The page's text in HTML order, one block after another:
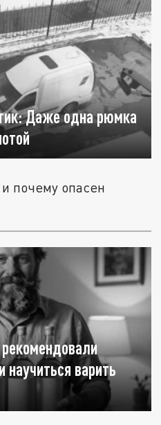
Даже одна рюмка
почему опасен
научиться варить